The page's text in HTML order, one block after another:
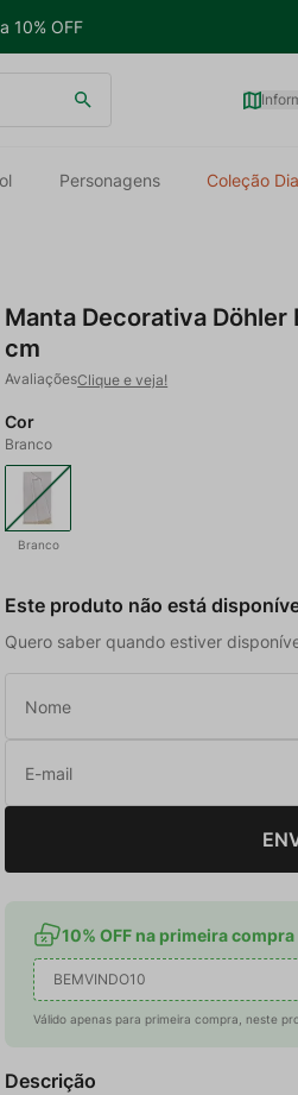
10% OFF
Personagens Coleção
Manta Decorativa Döhler
cm
Clique e veja!
Cor
Branco
Branco
Este produto não está
Quero saber quando estiver
10% OFF na primeira compra
BEMVINDO10
Válido apenas para primeira compra, neste
Descrição